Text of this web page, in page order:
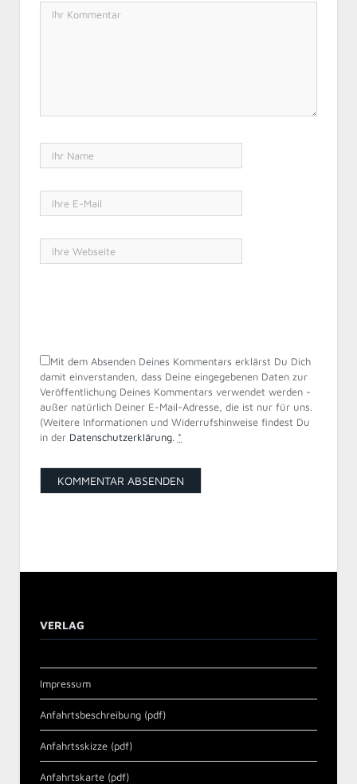
Mit dem Absenden Deines Kommentars erklärst Du Dich
damit einverstanden, dass Deine eingegebenen Daten zur
Veröffentlichung Deines Kommentars verwendet werden -
außer natürlich Deiner E-Mail-Adresse, die ist nur für uns.
(Weitere Informationen und Widerrufshinweise findest Du
in der Datenschutzerklärung. *
VERLAG
Impressum
Anfahrtsbeschreibung (pdf)
Anfahrtsskizze (pdf)
Anfahrtskarte (pdf)